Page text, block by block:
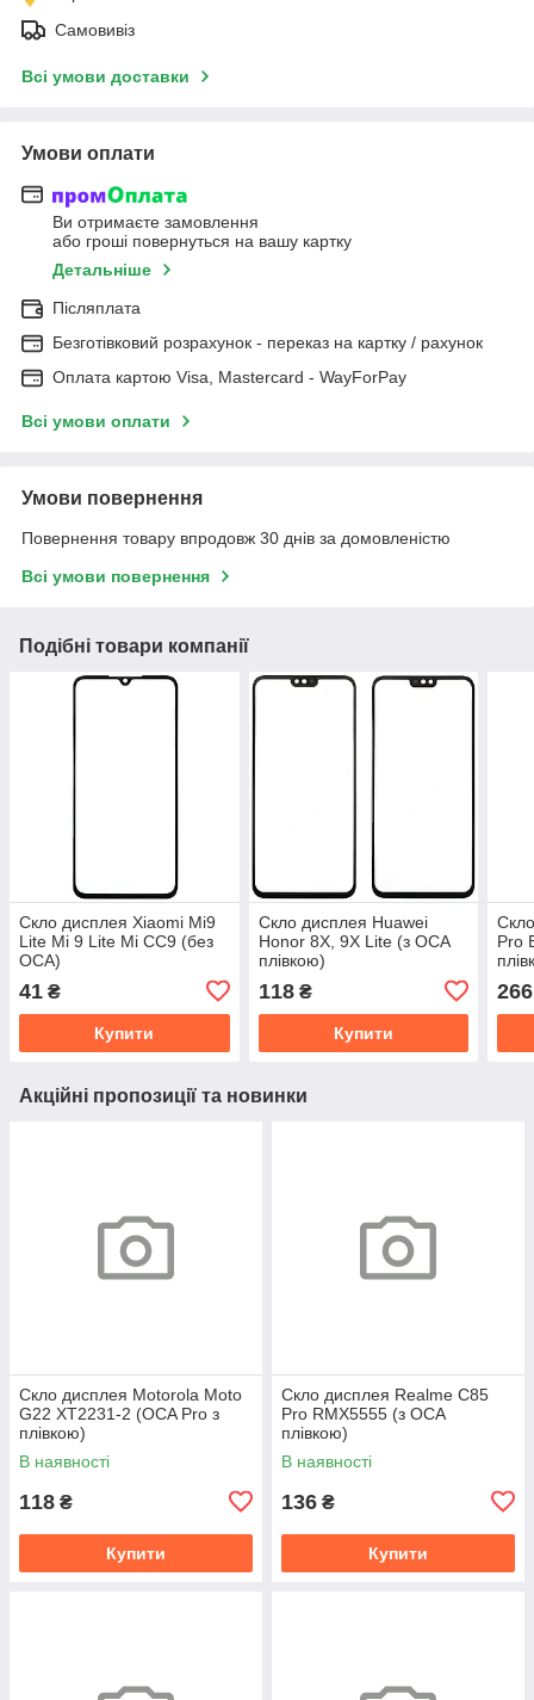
Самовивіз
Всі умови доставки
Умови оплати
Ви отримаєте замовлення
або гроші повернуться на вашу картку
Детальніше
Післяплата
Безготівковий розрахунок - переказ на картку / рахунок
Оплата картою Visa, Mastercard - WayForPay
Всі умови оплати
Умови повернення
Повернення товару впродовж 30 днів за домовленістю
Всі умови повернення
Подібні товари компанії
Скло дисплея Xiaomi Mi9
Lite Mi 9 Lite Mi CC9 (без
OCA)
41 ₴
Купити
Скло дисплея Huawei
Honor 8X, 9X Lite (з OCA
плівкою)
118₴
Купити
Pro
266
Акційні пропозиції та новинки
Скло дисплея Motorola Moto
G22 XT2231-2 (OCA Pro з
плівкою)
В наявності
118 ₴
Купити
Скло дисплея Realme C85
Pro RMX5555 (з OCA
плівкою)
В наявності
136 ₴
Купити